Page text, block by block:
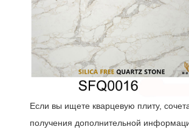
Если вы ищете кварцевую плиту,
получения дополнительной